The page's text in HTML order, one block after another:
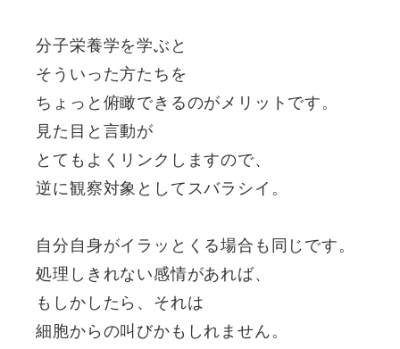
分子栄養学を学ぶと
そういった方たちを
ちょっと俯瞰できるのがメリットです。
見た目と言動が
とてもよくリンクしますので、
逆に観察対象としてスバラシイ。
自分自身がイラッとくる場合も同じです。
処理しきれない感情があれば、
もしかしたら、それは
細胞からの叫びかもしれません。